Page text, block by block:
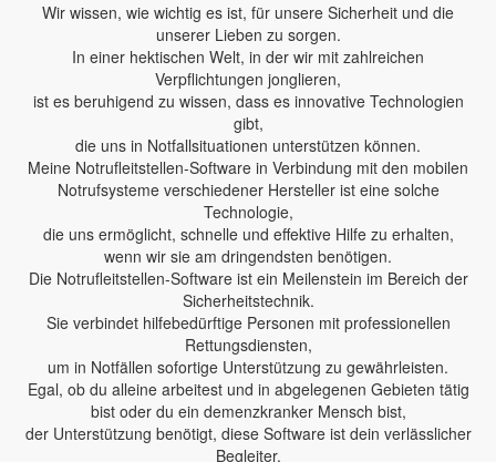
Wir wissen, wie wichtig es ist, für unsere Sicherheit und die
unserer Lieben zu sorgen.
In einer hektischen Welt, in der wir mit zahlreichen
Verpflichtungen jonglieren,
ist es beruhigend zu wissen, dass es innovative Technologien
gibt,
die uns in Notfallsituationen unterstützen können.
Meine Notrufleitstellen-Software in Verbindung mit den mobilen
Notrufsysteme verschiedener Hersteller ist eine solche
Technologie,
die uns ermöglicht, schnelle und effektive Hilfe zu erhalten,
wenn wir sie am dringendsten benötigen.
Die Notrufleitstellen-Software ist ein Meilenstein im Bereich der
Sicherheitstechnik.
Sie verbindet hilfebedürftige Personen mit professionellen
Rettungsdiensten,
um in Notfällen sofortige Unterstützung zu gewährleisten.
Egal, ob du alleine arbeitest und in abgelegenen Gebieten tätig
bist oder du ein demenzkranker Mensch bist,
der Unterstützung benötigt, diese Software ist dein verlässlicher
Begleiter.